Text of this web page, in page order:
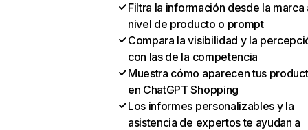
Filtra la información desde la marca
nivel de producto o prompt
Compara la visibilidad y la
con las de la competencia
Muestra cómo aparecen tus
en ChatGPT Shopping
Los informes personalizables y la
asistencia de expertos te ayudan a